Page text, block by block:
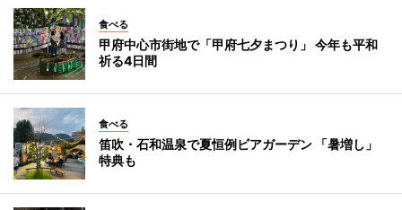
食べる
甲府中心市街地で「甲府七夕まつり」 今年も平和
祈る4日間
食べる
笛吹・石和温泉で夏恒例ビアガーデン 「暑増し」
特典も